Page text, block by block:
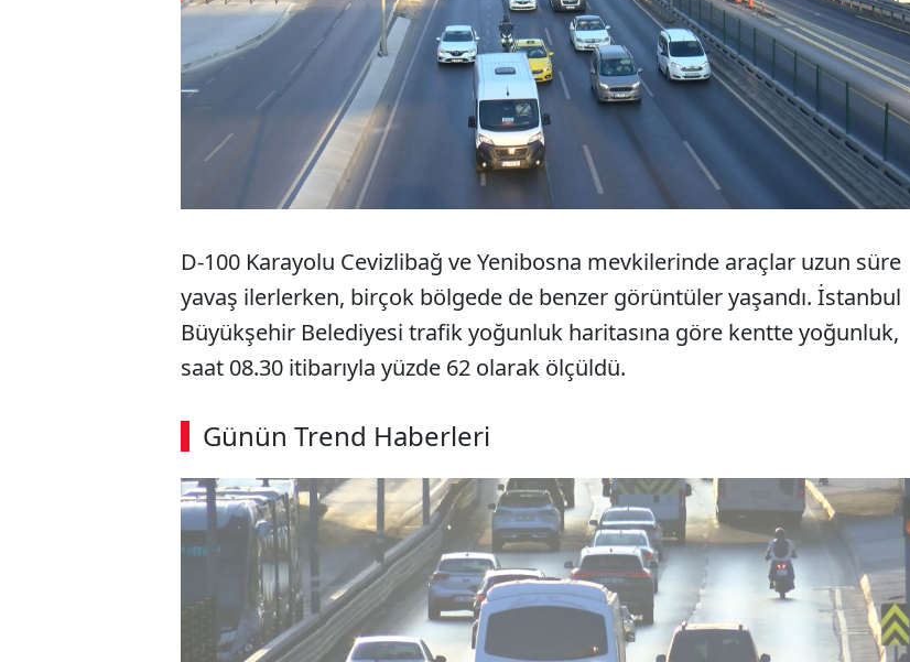
D-100 Karayolu Cevizlibağ ve Yenibosna mevkilerinde araçlar uzun süre
yavaş ilerlerken, birçok bölgede de benzer görüntüler yaşandı. İstanbul
Büyükşehir Belediyesi trafik yoğunluk haritasına göre kentte yoğunluk,
saat 08.30 itibarıyla yüzde 62 olarak ölçüldü.
Günün Trend Haberleri